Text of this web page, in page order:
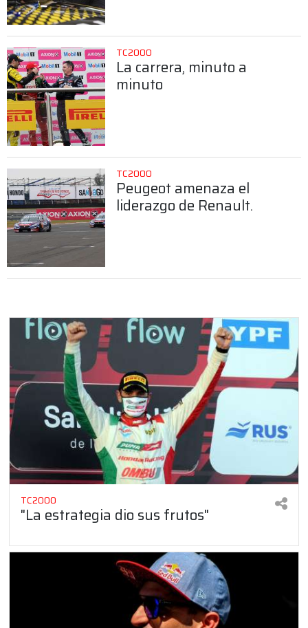
TC2000
La carrera, minuto a
minuto
TC2000
Peugeot amenaza el
liderazgo de Renault.
TC2000
"La estrategia dio sus frutos"